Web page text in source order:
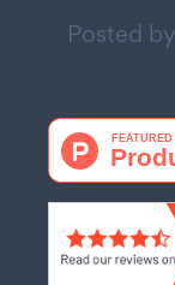
Posted